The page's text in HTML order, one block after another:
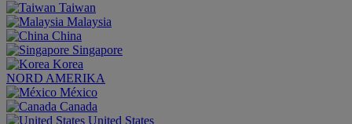
Taiwan
Malaysia
China
Singapore
Korea
NORD AMERIKA
México
Canada
United States